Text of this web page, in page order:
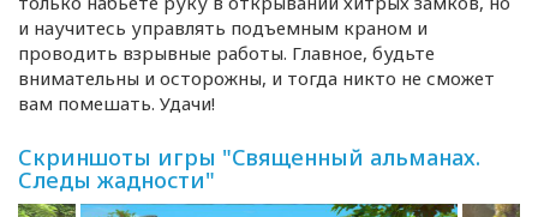
и научитесь управлять подъемным краном и
проводить взрывные работы. Главное, будьте
внимательны и осторожны, и тогда никто не сможет
вам помешать. Удачи!
Скриншоты игры "Священный альманах.
Следы жадности"